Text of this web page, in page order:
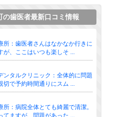
の歯医者最新口コミ情報
所：歯医者さんはなかなか行きに
が、ここはいつも楽しそ ...
ンタルクリニック：全体的に問題
切で予約時間通りにスム ...
所：病院全体とても綺麗で清潔。